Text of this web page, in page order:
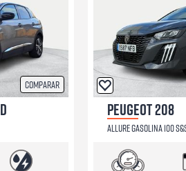
Comparar
PEUGEOT 208
ALLURE GASOLINA 100